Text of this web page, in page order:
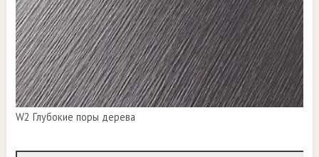
W2 Глубокие поры дерева